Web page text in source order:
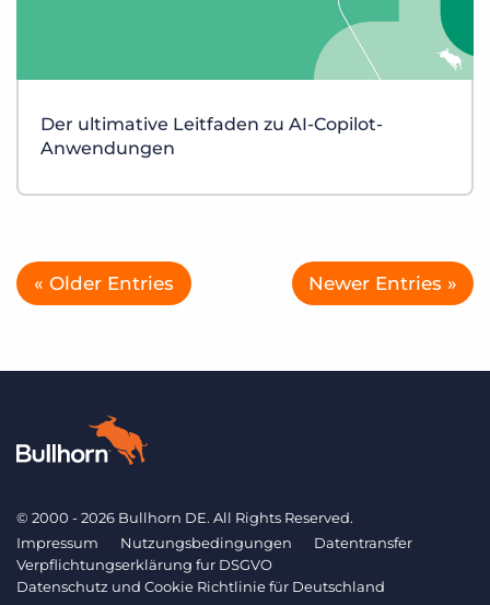
Der ultimative Leitfaden zu AI-Copilot-
Anwendungen
« Older Entries Newer Entries »
© 2000 - 2026 Bullhorn DE. All Rights Reserved.
Impressum
Nutzungsbedingungen
Datentransfer
Verpflichtungserklärung fur DSGVO
Datenschutz und Cookie Richtlinie für Deutschland